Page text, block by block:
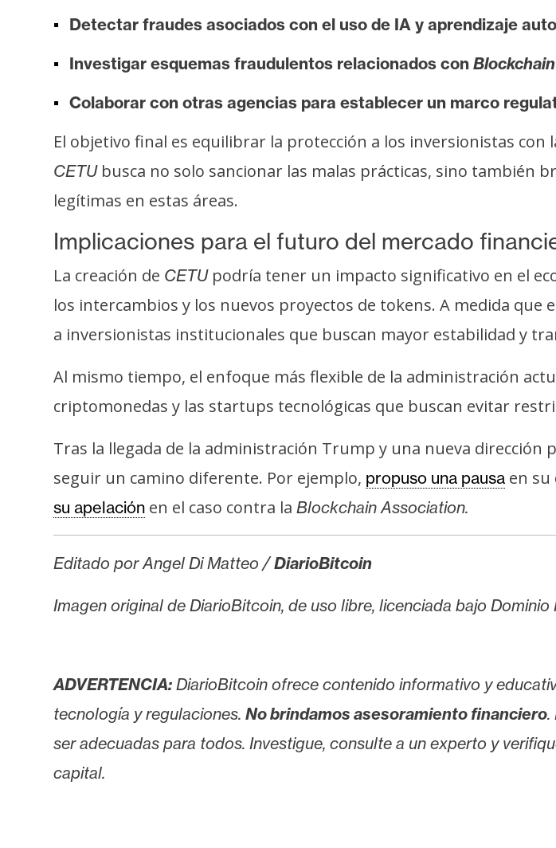
y
b
i
c
i
d
d
Detectar fraudes asociados con el uso de IA y aprendizaje
Investigar esquemas fraudulentos relacionados con Blockchain
Colaborar con otras agencias para establecer un marco
El objetivo final es equilibrar la protección a los inversionistas
CETUbusca no solo sancionar las malas prácticas, sino también
legítimas en estas áreas.
Implicaciones para el futuro del mercado
La creación de CETUpodría tener un impacto significativo en el
los intercambios y los nuevos proyectos de tokens. A medida
a inversionistas institucionales que buscan mayor estabilidad y
Al mismo tiempo, el enfoque más flexible de la administración
criptomonedas y las startups tecnológicas que buscan evitar
Tras la llegada de la administración Trump y una nueva dirección
seguir un camino diferente. Por ejemplo, propuso una pausa en
su apelación en el caso contra la Blockchain Association.
Editado por Angel Di Matteo /DiarioBitcoin
Imagen original de DiarioBitcoin, de uso libre, licenciada bajo Dominio
ADVERTENCIA: DiarioBitcoin ofrece contenido informativo y
tecnología y regulaciones. No brindamos asesoramiento financiero.
ser adecuadas para todos. Investigue, consulte a un experto y
capital.